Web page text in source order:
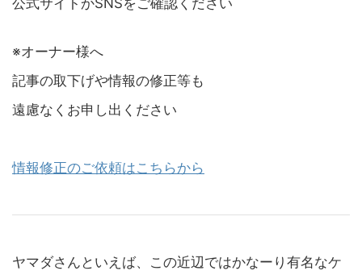
公式サイトかSNSをご確認ください
※オーナー様へ
記事の取下げや情報の修正等も
遠慮なくお申し出ください
情報修正のご依頼はこちらから
ヤマダさんといえば、この近辺ではかなーり有名なケ